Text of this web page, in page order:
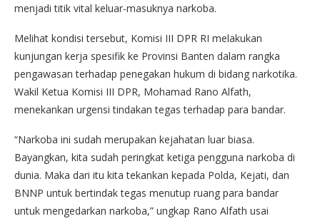
menjadi titik vital keluar-masuknya narkoba.
Melihat kondisi tersebut, Komisi III DPR RI melakukan
kunjungan kerja spesifik ke Provinsi Banten dalam rangka
pengawasan terhadap penegakan hukum di bidang narkotika.
Wakil Ketua Komisi III DPR, Mohamad Rano Alfath,
menekankan urgensi tindakan tegas terhadap para bandar.
“Narkoba ini sudah merupakan kejahatan luar biasa.
Bayangkan, kita sudah peringkat ketiga pengguna narkoba di
dunia. Maka dari itu kita tekankan kepada Polda, Kejati, dan
BNNP untuk bertindak tegas menutup ruang para bandar
untuk mengedarkan narkoba,” ungkap Rano Alfath usai